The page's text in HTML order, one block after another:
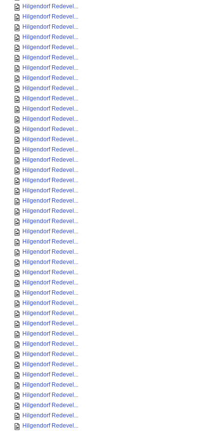
Hilgendorf Redevel...
Hilgendorf Redevel...
Hilgendorf Redevel...
Hilgendorf Redevel...
Hilgendorf Redevel...
Hilgendorf Redevel...
Hilgendorf Redevel...
Hilgendorf Redevel...
Hilgendorf Redevel...
Hilgendorf Redevel...
Hilgendorf Redevel...
Hilgendorf Redevel...
Hilgendorf Redevel...
Hilgendorf Redevel...
Hilgendorf Redevel...
Hilgendorf Redevel...
Hilgendorf Redevel...
Hilgendorf Redevel...
Hilgendorf Redevel...
Hilgendorf Redevel...
Hilgendorf Redevel...
Hilgendorf Redevel...
Hilgendorf Redevel...
Hilgendorf Redevel...
Hilgendorf Redevel...
Hilgendorf Redevel...
Hilgendorf Redevel...
Hilgendorf Redevel...
Hilgendorf Redevel...
Hilgendorf Redevel...
Hilgendorf Redevel...
Hilgendorf Redevel...
Hilgendorf Redevel...
Hilgendorf Redevel...
Hilgendorf Redevel...
Hilgendorf Redevel...
Hilgendorf Redevel...
Hilgendorf Redevel...
Hilgendorf Redevel...
Hilgendorf Redevel...
Hilgendorf Redevel...
Hilgendorf Redevel...